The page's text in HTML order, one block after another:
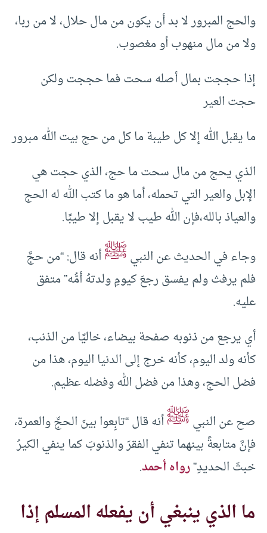
والحج المبرور لا بد أن يكون من مال حلال، لا من ربا،
ولا من مال منهوب أو مغصوب.
إذا حججت بمال أصله سحت فما حججت ولكن
حجت العير
ما يقبل الله إلا كل طيبة ما كل من حج بيت الله مبرور
الذي يحج من مال سحت ما حج، الذي حجت هي
الإبل والعير التي تحمله، أما هو ما كتب الله له الحج
والعياذ بالله،فإن الله طيب لا يقبل إلا طيبًا.
وجاء في الحديث عن النبيﷺأنه قال: “من حجَّ
فلم يرفث ولم يفسق رجعَ كيومِ ولدتهُ أمُّه” متفق
عليه.
أي يرجع من ذنوبه صفحة بيضاء، خاليًا من الذنب،
كأنه ولد اليوم، كأنه خرج إلى الدنيا اليوم، هذا من
فضل الحج، وهذا من فضل الله وفضله عظيم.
صح عن النبيﷺأنه قال “تابِعوا بينَ الحجِّ والعمرة،
فإنَّ متابعةً بينهما تنفي الفقرَ والذنوبَ كما ينفي الكيرُ
خبثَ الحديدِ”رواه أحمد.
ما الذي ينبغي أن يفعله المسلم إذا